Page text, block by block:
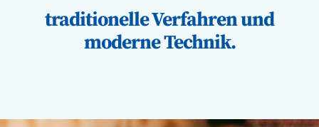
traditionelle Verfahren und
moderne Technik.